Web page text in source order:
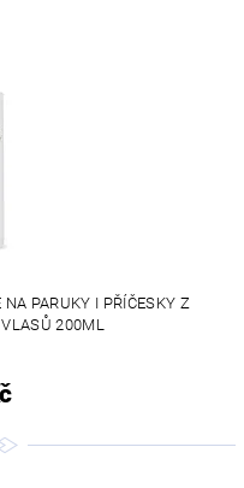
NA PARUKY I PŘÍČESKY Z
VLASŮ 200ML